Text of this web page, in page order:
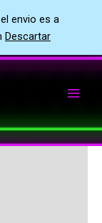
envio es a
Descartar